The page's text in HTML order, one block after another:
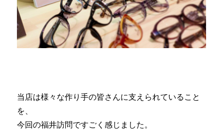
当店は様々な作り手の皆さんに支えられていること
を、
今回の福井訪問ですごく感じました。